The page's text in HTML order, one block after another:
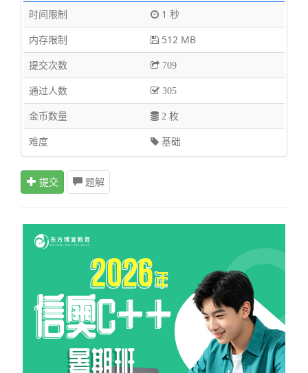
时间限制
1 秒
内存限制
512 MB
提交次数
709
通过人数 305
金币数量 2 枚
难度 基础
提交 题解